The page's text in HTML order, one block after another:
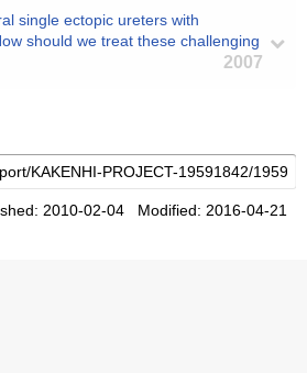
single ectopic ureters with
should we treat these challenging
2007
2010-02-04 Modified: 2016-04-21